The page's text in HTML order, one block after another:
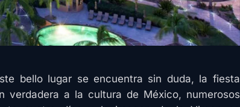
bello lugar se encuentra sin duda, la fiesta
verdadera a la cultura de México, numerosos